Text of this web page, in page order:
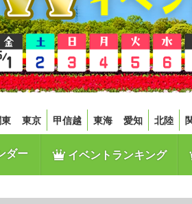
東京 甲信越 東海 愛知 北陸
ダー イベントランキング